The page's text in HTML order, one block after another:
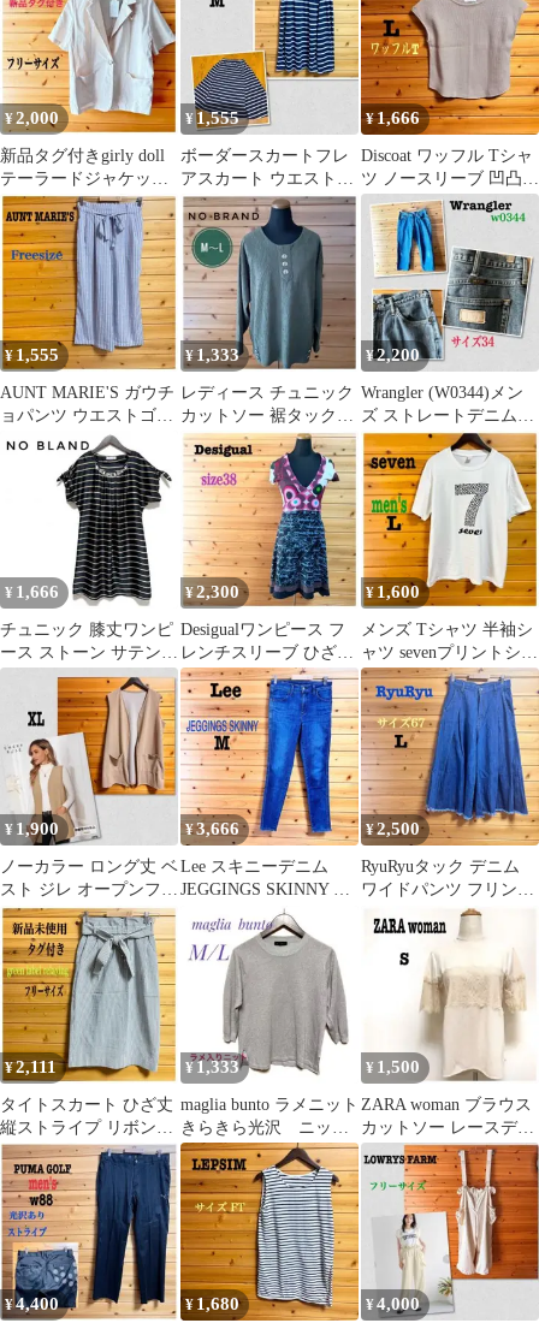
¥2,000
新品タグ付きgirly doll
テーラードジャケット
半袖ベージュ系フリー
サイズ
¥1,555
ボーダースカートフレ
アスカート ウエストゴ
ム白紺 ストライプ M
¥1,666
Discoat ワッフル Tシャ
ツ ノースリーブ 凹凸生
地 ベージュ L
¥ 1,555
AUNT MARIE'S ガウチ
ョパンツ ウエストゴム
ストライプ F
¥1,333
レディース チュニック
カットソー 裾タック飾
りゴールドボタン カー
キ M〜L
¥2,200
Wrangler (W0344)メン
ズ ストレートデニムジ
ーンズ ブルー 34
¥ 1,666
チュニック 膝丈ワンピ
ース ストーン サテン生
地 ボーダー 袖リボン
¥2,300
Desigualワンピース フ
レンチスリーブ ひざ丈
幾何学模様 サイズ38
¥ 1,600
メンズ Tシャツ 半袖シ
ャツ sevenプリントシャ
ツ オーバーサイズ 白 L
¥ 1,900
ノーカラー ロング丈 ベ
スト ジレ オープンフロ
ント ベージュ XL
¥3,666
Lee スキニーデニム
JEGGINGS SKINNY ス
トレッチ ブルー M
¥2,500
RyuRyuタック デニム
ワイドパンツ フリンジ
ブルーデニム L 67
¥2,111
タイトスカート ひざ丈
縦ストライプ リボン付
き フリーサイズ 白/グ
レー
¥ 1,333
maglia bunto ラメニット
きらきら光沢 ニッ
ト 7部袖 M/L
¥ 1,500
ZARA woman ブラウス
カットソー レースデザ
イン アイボリー S
¥4,400 ¥ 1,680 ¥4,000